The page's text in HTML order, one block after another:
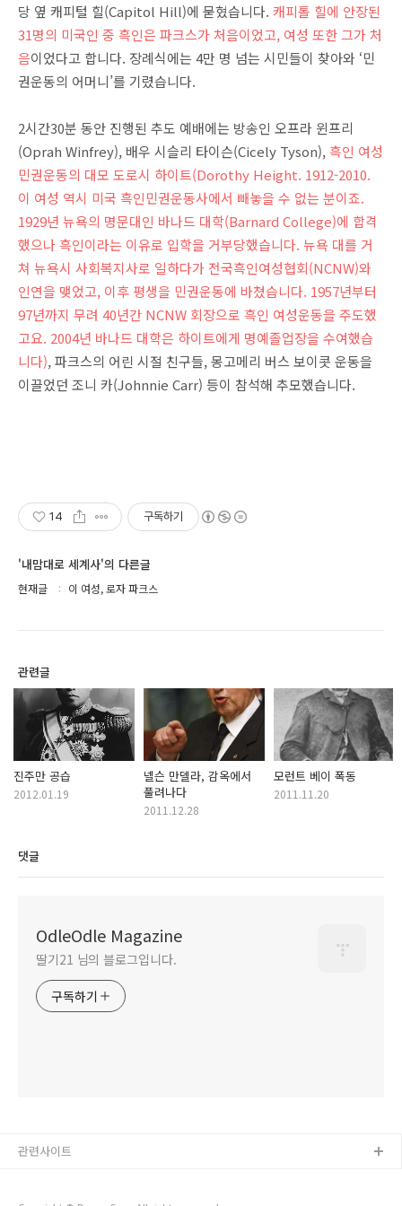
당 옆 캐피털 힐(Capitol Hill)에 묻혔습니다. 캐피톨 힐에 안장된
31명의 미국인 중 흑인은 파크스가 처음이었고, 여성 또한 그가 처
음이었다고 합니다. 장례식에는 4만 명 넘는 시민들이 찾아와 ‘민
권운동의 어머니’를 기렸습니다.
2시간30분 동안 진행된 추도 예배에는 방송인 오프라 윈프리
(Oprah Winfrey), 배우 시슬리 타이슨(Cicely Tyson),흑인 여성
민권운동의 대모 도로시 하이트(Dorothy Height. 1912-2010.
이 여성 역시 미국 흑인민권운동사에서 빼놓을 수 없는 분이죠.
1929년 뉴욕의 명문대인 바나드 대학(Barnard College)에 합격
했으나 흑인이라는 이유로 입학을 거부당했습니다. 뉴욕 대를 거
쳐 뉴욕시 사회복지사로 일하다가 전국흑인여성협회(NCNW)와
인연을 맺었고, 이후 평생을 민권운동에 바쳤습니다. 1957년부터
97년까지 무려 40년간 NCNW 회장으로 흑인 여성운동을 주도했
고요. 2004년 바나드 대학은 하이트에게 명예졸업장을 수여했습
니다), 파크스의 어린 시절 친구들, 몽고메리 버스 보이콧 운동을
이끌었던 조니 카(Johnnie Carr) 등이 참석해 추모했습니다.
14 구독하기
'내맘대로 세계사'의 다른글
현재글 이 여성, 로자 파크스
관련글
진주만 공습
2012.01.19
넬슨 만델라, 감옥에서
풀려나다
2011.12.28
모런트 베이 폭동
2011.11.20
댓글
OdleOdle Magazine
딸기21 님의 블로그입니다.
구독하기
관련사이트